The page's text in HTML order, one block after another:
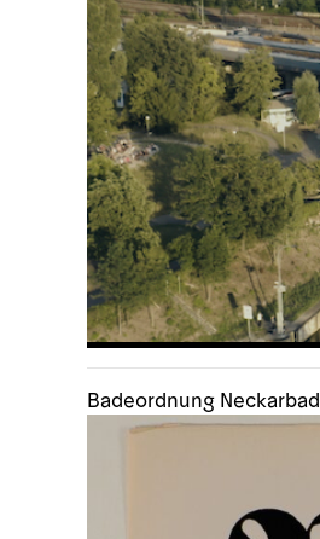
Badeordnung